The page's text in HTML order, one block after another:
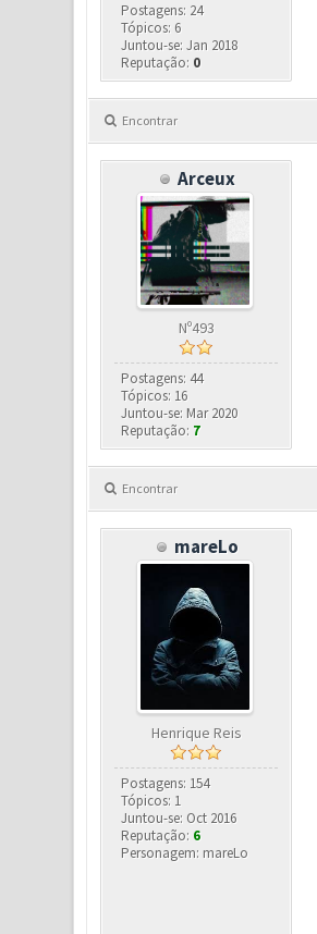
Postagens: 24
Tópicos: 6
Juntou-se: Jan 2018
Reputação: 0
Encontrar
Arceux
Nº493
Postagens: 44
Tópicos: 16
Juntou-se: Mar 2020
Reputação: 7
Encontrar
mareLo
Henrique Reis
Postagens: 154
Tópicos: 1
Juntou-se: Oct 2016
Reputação: 6
Personagem: mareLo